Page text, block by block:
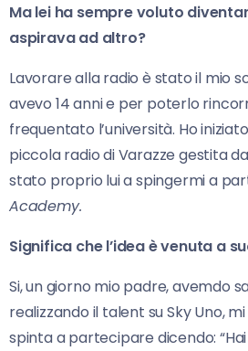
Ma lei ha sempre voluto
aspirava ad altro?
Lavorare alla radio è stato il mio
avevo 14 anni e per poterlo
frequentato l’università. Ho
piccola radio di Varazze gestita
stato proprio lui a spingermi a
Academy.
Significa che l’idea è venuta a
Si, un giorno mio padre, avemdo
realizzando il talent su Sky Uno,
spinta a partecipare dicendo: